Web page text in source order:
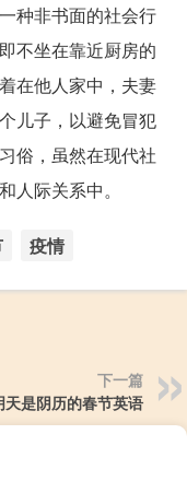
种非书面的社会行
不坐在靠近厨房的
在他人家中，夫妻
儿子，以避免冒犯
俗，虽然在现代社
人际关系中。
疫情
下一篇
天是阴历的春节英语